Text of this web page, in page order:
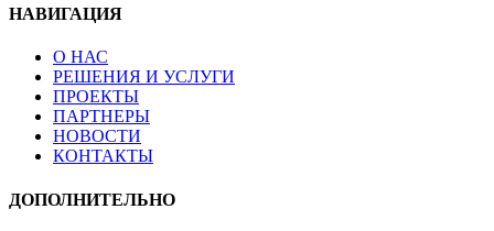
НАВИГАЦИЯ
О НАС
РЕШЕНИЯ И УСЛУГИ
ПРОЕКТЫ
ПАРТНЕРЫ
НОВОСТИ
КОНТАКТЫ
ДОПОЛНИТЕЛЬНО